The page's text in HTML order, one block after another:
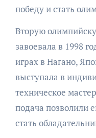
победу и стать
Вторую
завоевала в 1998
играх в Нагано,
выступала в
техническое
подача позволили
стать